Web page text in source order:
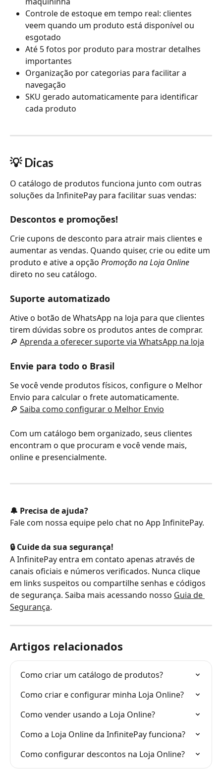
Controle de estoque em tempo real: clientes
veem quando um produto está disponível ou
esgotado
Até 5 fotos por produto para mostrar detalhes
importantes
Organização por categorias para facilitar a
navegação
SKU gerado automaticamente para identificar
cada produto
💡 Dicas
O catálogo de produtos funciona junto com outras
soluções da InfinitePay para facilitar suas vendas:
Descontos e promoções!
Crie cupons de desconto para atrair mais clientes e
aumentar as vendas. Quando quiser, crie ou edite um
produto e ative a opção Promoção na Loja Online
direto no seu catálogo.
Suporte automatizado
Ative o botão de WhatsApp na loja para que clientes
tirem dúvidas sobre os produtos antes de comprar.
🔎 Aprenda a oferecer suporte via WhatsApp na loja
Envie para todo o Brasil
Se você vende produtos físicos, configure o Melhor
Envio para calcular o frete automaticamente.
🔎 Saiba como configurar o Melhor Envio
Com um catálogo bem organizado, seus clientes
encontram o que procuram e você vende mais,
online e presencialmente.
🔔 Precisa de ajuda?
Fale com nossa equipe pelo chat no App InfinitePay.
🔒 Cuide da sua segurança!
A InfinitePay entra em contato apenas através de
canais oficiais e números verificados. Nunca clique
em links suspeitos ou compartilhe senhas e códigos
de segurança. Saiba mais acessando nosso Guia de
Segurança.
Artigos relacionados
Como criar um catálogo de produtos?
Como criar e configurar minha Loja Online?
Como vender usando a Loja Online?
Como a Loja Online da InfinitePay funciona?
Como configurar descontos na Loja Online?